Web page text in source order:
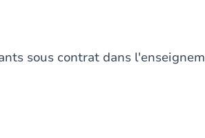
sous contrat dans